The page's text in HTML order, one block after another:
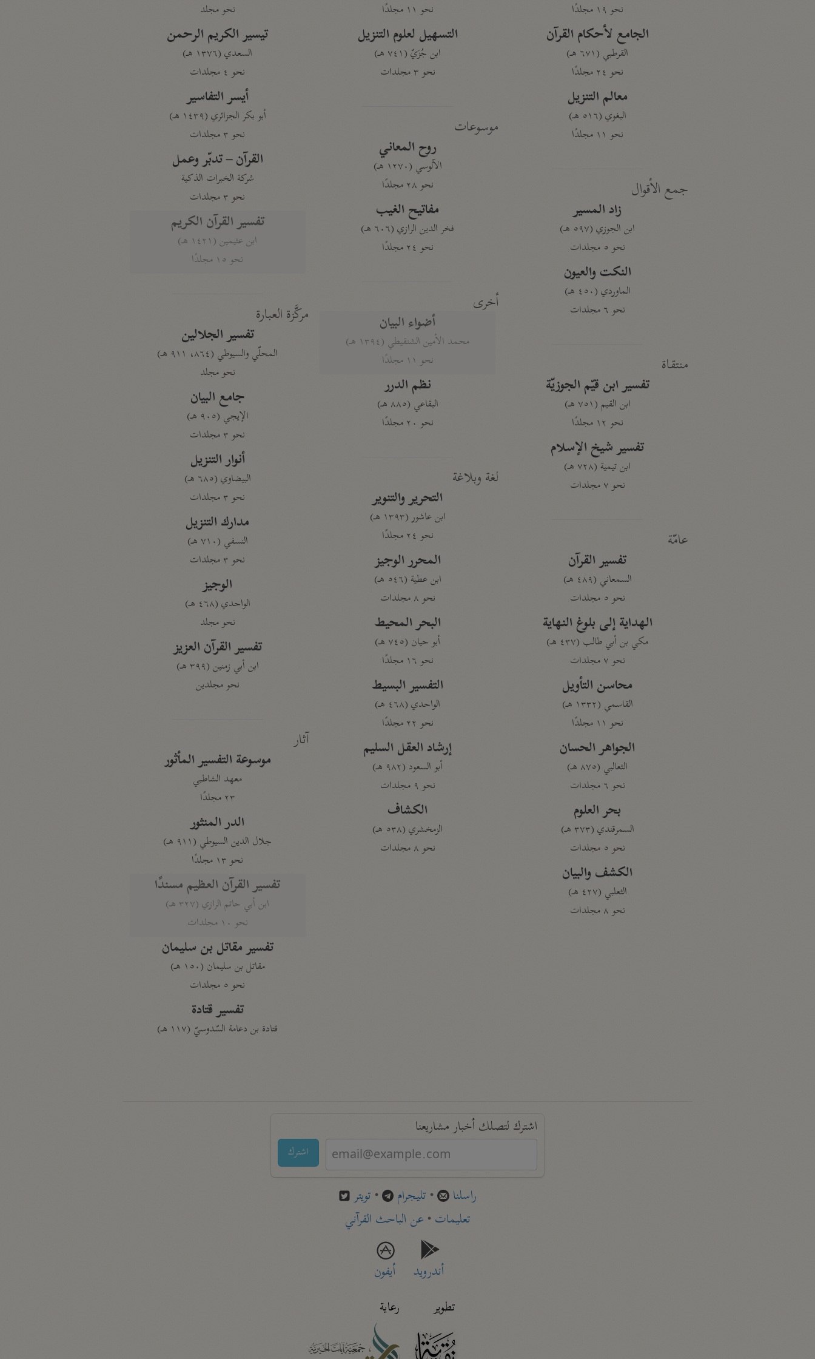
نحو ١٩ مجلدًا
الجامع لأحكام القرآن
القرطبي (٦٧١ هـ)
نحو ٢٤ مجلدًا
معالم التنزيل
البغوي (٥١٦ هـ)
نحو ١١ مجلدًا
جمع الأقوال
زاد المسير
ابن الجوزي (٥٩٧ هـ)
نحو ٥ مجلدات
النكت والعيون
الماوردي (٤٥٠ هـ)
نحو ٦ مجلدات
منتقاة
تفسير ابن قيّم الجوزيّة
ابن القيم (٧٥١ هـ)
نحو ١٢ مجلدًا
تفسير شيخ الإسلام
ابن تيمية (٧٢٨ هـ)
نحو ٧ مجلدات
عامّة
تفسير القرآن
السمعاني (٤٨٩ هـ)
نحو ٥ مجلدات
الهداية إلى بلوغ النهاية
مكي بن أبي طالب (٤٣٧ هـ)
نحو ٧ مجلدات
محاسن التأويل
القاسمي (١٣٣٢ هـ)
نحو ١١ مجلدًا
الجواهر الحسان
الثعالبي (٨٧٥ هـ)
نحو ٦ مجلدات
بحر العلوم
السمرقندي (٣٧٣ هـ)
نحو ٥ مجلدات
الكشف والبيان
الثعلبي (٤٢٧ هـ)
نحو ٨ مجلدات
نحو ١١ مجلدًا
التسهيل لعلوم التنزيل
ابن جُزَيّ (٧٤١ هـ)
نحو ٣ مجلدات
موسوعات
روح المعاني
الآلوسي (١٢٧٠ هـ)
نحو ٢٨ مجلدًا
مفاتيح الغيب
فخر الدين الرازي (٦٠٦ هـ)
نحو ٢٤ مجلدًا
أخرى
أضواء البيان
محمد الأمين الشنقيطي (١٣٩٤ هـ)
نحو ١١ مجلدًا
نظم الدرر
البقاعي (٨٨٥ هـ)
نحو ٢٠ مجلدًا
لغة وبلاغة
التحرير والتنوير
ابن عاشور (١٣٩٣ هـ)
نحو ٢٤ مجلدًا
المحرر الوجيز
ابن عطية (٥٤٦ هـ)
نحو ٨ مجلدات
البحر المحيط
أبو حيان (٧٤٥ هـ)
نحو ١٦ مجلدًا
التفسير البسيط
الواحدي (٤٦٨ هـ)
نحو ٢٢ مجلدًا
إرشاد العقل السليم
أبو السعود (٩٨٢ هـ)
نحو ٩ مجلدات
الكشاف
الزمخشري (٥٣٨ هـ)
نحو ٨ مجلدات
نحو مجلد
تيسير الكريم الرحمن
السعدي (١٣٧٦ هـ)
نحو ٤ مجلدات
أيسر التفاسير
أبو بكر الجزائري (١٤٣٩ هـ)
نحو ٣ مجلدات
القرآن – تدبّر وعمل
شركة الخبرات الذكية
نحو ٣ مجلدات
تفسير القرآن الكريم
ابن عثيمين (١٤٢١ هـ)
نحو ١٥ مجلدًا
مركَّزة العبارة
تفسير الجلالين
المحلّي والسيوطي (٨٦٤، ٩١١ هـ)
نحو مجلد
جامع البيان
الإيجي (٩٠٥ هـ)
نحو ٣ مجلدات
أنوار التنزيل
البيضاوي (٦٨٥ هـ)
نحو ٣ مجلدات
مدارك التنزيل
النسفي (٧١٠ هـ)
نحو ٣ مجلدات
الوجيز
الواحدي (٤٦٨ هـ)
نحو مجلد
تفسير القرآن العزيز
ابن أبي زمنين (٣٩٩ هـ)
نحو مجلدين
آثار
موسوعة التفسير المأثور
معهد الشاطبي
٢٣ مجلدًا
الدر المنثور
جلال الدين السيوطي (٩١١ هـ)
نحو ١٣ مجلدًا
تفسير القرآن العظيم مسندًا
ابن أبي حاتم الرازي (٣٢٧ هـ)
نحو ١٠ مجلدات
تفسير مقاتل بن سليمان
مقاتل بن سليمان (١٥٠ هـ)
نحو ٥ مجلدات
تفسير قتادة
قتادة بن دعامة السّدوسيّ (١١٧ هـ)
اشترك لتصلك أخبار مشاريعنا
اشترك
راسلنا • تليجرام • تويتر
تعليمات• عن الباحث القرآني
أندرويد
أيفون
تطوير
رعاية